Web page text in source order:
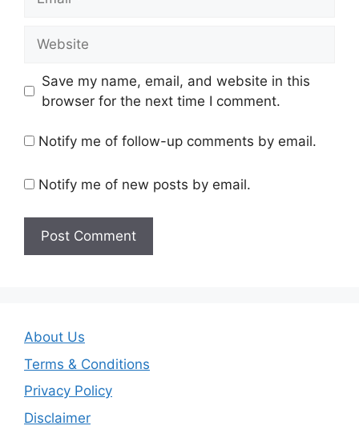
Save my name, email, and website in this
browser for the next time I comment.
Notify me of follow-up comments by email.
Notify me of new posts by email.
About Us
Terms & Conditions
Privacy Policy
Disclaimer